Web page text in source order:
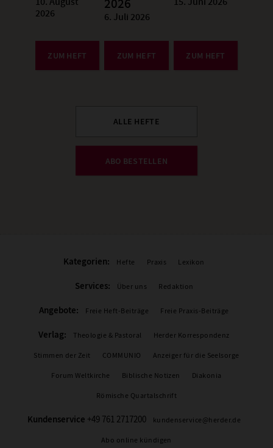
:
2026
ZUM HEFT
2026
:
6. Juli 2026
ZUM HEFT
:
ZUM HEFT
ALLE HEFTE
ABO BESTELLEN
Kategorien: Hefte Praxis Lexikon
Services: Über uns Redaktion
Angebote: Freie Heft-Beiträge Freie Praxis-Beiträge
Verlag: Theologie & Pastoral Herder Korrespondenz
Stimmen der Zeit COMMUNIO Anzeiger für die Seelsorge
Forum Weltkirche Biblische Notizen Diakonia
Römische Quartalschrift
Kundenservice +49 761 2717200 kundenservice@herder.de
Abo online kündigen